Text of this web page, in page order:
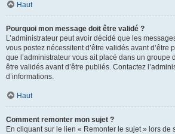
Haut
Pourquoi mon message doit être validé ?
L’administrateur peut avoir décidé que les
vous postez nécessitent d’être validés avant d’être
que l’administrateur vous ait placé dans un groupe
être validés avant d’être publiés. Contactez
d’informations.
Haut
Comment remonter mon sujet ?
En cliquant sur le lien « Remonter le sujet » lors de